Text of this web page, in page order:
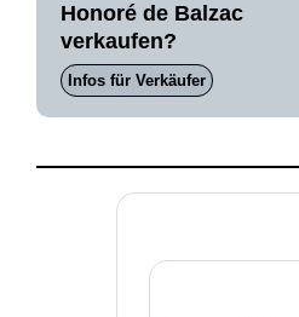
Honoré de Balzac
verkaufen?
Infos für Verkäufer